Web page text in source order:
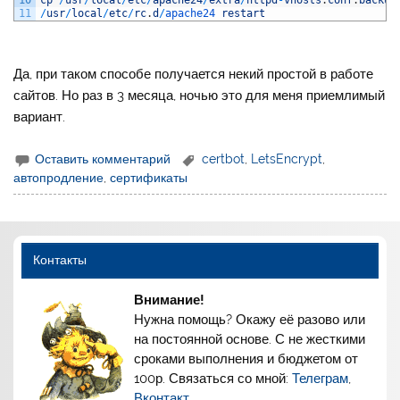
11
/usr/local /etc/rc.d /apache24 restart
Да, при таком способе получается некий простой в работе
сайтов. Но раз в 3 месяца, ночью это для меня приемлимый
вариант.
Оставить комментарий certbot LetsEncrypt
автопродление,сертификаты
Контакты
Внимание!
Нужна помощь? Окажу её разово или
на постоянной основе. С не жесткими
сроками выполнения и бюджетом от
100р. Связаться со мной:Телеграм,